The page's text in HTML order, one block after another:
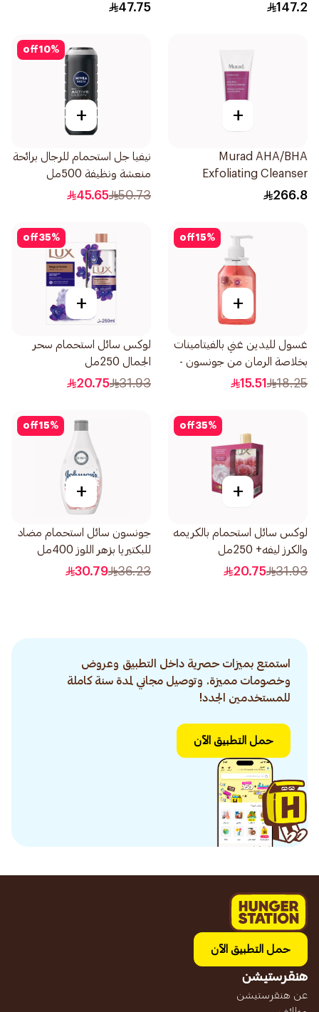
147.2
47.75
+
Murad AHA/BHA
Exfoliating Cleanser
200ml
266.8
10%
off
+
نيفيا جل استحمام للرجال برائحة
منعشة ونظيفة 500مل
50.73
45.65
15%
off
+
غسول لليدين غني بالفيتامينات
بخلاصة الرمان من جونسون -
بسعة 300مل
18.25
15.51
35%
off
+
لوكس سائل استحمام سحر
الجمال 250مل
31.93
20.75
35%
off
+
لوكس سائل استحمام بالكريمه
والكرز ليفه+ 250مل
31.93
20.75
15%
off
+
جونسون سائل استحمام مضاد
للبكتيريا بزهر اللوز 400مل
36.23
30.79
استمتع بميزات حصرية داخل التطبيق وعروض
وخصومات مميزة. وتوصيل مجاني لمدة سنة كاملة
للمستخدمين الجدد!
حمل التطبيق الآن
حمل التطبيق الآن
هنقرستيشن
عن هنقرستيشن